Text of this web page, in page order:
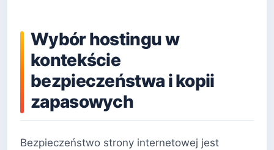
Wybór hostingu w
kontekście
bezpieczeństwa i kopii
zapasowych
Bezpieczeństwo strony internetowej jest